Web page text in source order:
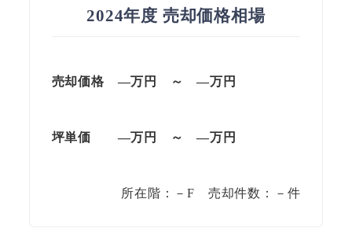
2024年度 売却価格相場
売却価格 —万円 ～ —万円
坪単価 —万円 ～—万円
所在階：－F 売却件数：－件